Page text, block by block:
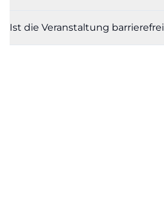
Ist die Veranstaltung barrierefrei